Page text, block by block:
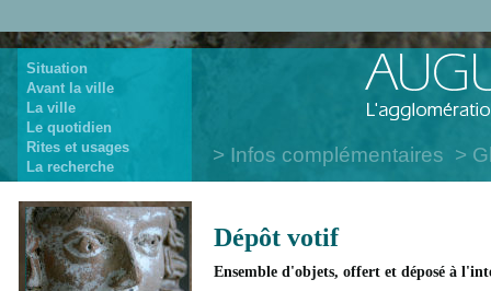
Situation
Avant la ville
La ville
Le quotidien
Rites et usages
La recherche
Infos complémentaires
Dépôt votif
Ensemble d'objets, offert et déposé à